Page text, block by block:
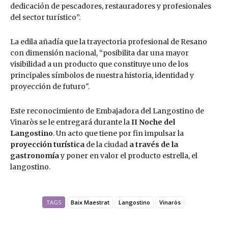
dedicación de pescadores, restauradores y profesionales
del sector turístico”.
La edila añadía que la trayectoria profesional de Resano
con dimensión nacional, “posibilita dar una mayor
visibilidad a un producto que constituye uno de los
principales símbolos de nuestra historia, identidad y
proyección de futuro".
Este reconocimiento de Embajadora del Langostino de
Vinaròs se le entregará durante laII Noche del
Langostino. Un acto que tiene por fin impulsar la
proyección turística de la ciudad a través de la
gastronomíay poner en valor el producto estrella, el
langostino.
TAGS Baix Maestrat Langostino Vinaròs